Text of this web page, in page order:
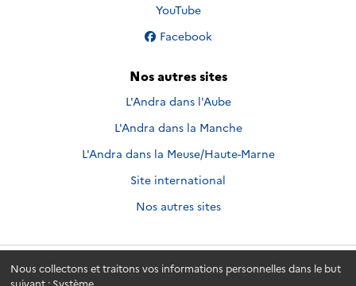
Nous collectons et traitons vos informations personnelles dans le but
suivant : Système.
Nous suivre sur
YouTube
Nous suivre sur
Facebook
Nos autres sites
L'Andra dans l'Aube
L'Andra dans la Manche
L'Andra dans la Meuse/Haute-Marne
Site international
Nos autres sites
Andra.fr © 2026 - Andra. Tous droits réservés.